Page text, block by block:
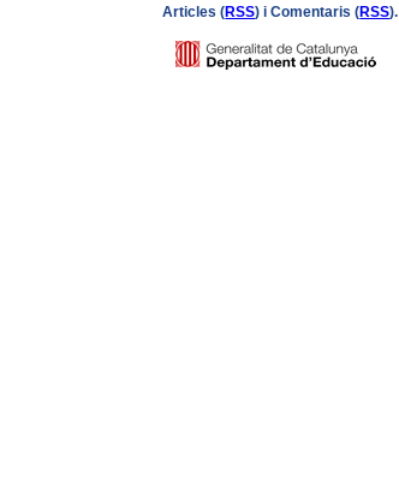
Articles (RSS) i Comentaris (RSS).
Logo GENCAT